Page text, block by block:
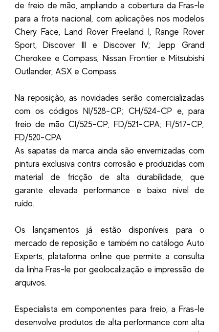
de freio de mão, ampliando a cobertura da Fras-le
para a frota nacional, com aplicações nos modelos
Chery Face, Land Rover Freeland I, Range Rover
Sport, Discover III e Discover IV; Jepp Grand
Cherokee e Compass; Nissan Frontier e Mitsubishi
Outlander, ASX e Compass.
Na reposição, as novidades serão comercializadas
com os códigos NI/528-CP; CH/524-CP e, para
freio de mão CI/525-CP; FD/521-CPA; FI/517-CP;
FD/520-CPA
As sapatas da marca ainda são envernizadas com
pintura exclusiva contra corrosão e produzidas com
material de fricção de alta durabilidade, que
garante elevada performance e baixo nível de
ruído.
Os lançamentos já estão disponíveis para o
mercado de reposição e também no catálogo Auto
Experts, plataforma online que permite a consulta
da linha Fras-le por geolocalização e impressão de
arquivos.
Especialista em componentes para freio, a Fras-le
desenvolve produtos de alta performance com alta